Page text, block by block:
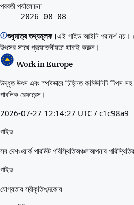
পরবর্তী পর্যালোচনা
2026-08-08
শুধুমাত্র তথ্যমূলক।এই গাইড আইনি পরামর্শ নয়।
উৎসের সাথে প্রয়োজনীয়তা যাচাই করুন।
Work in Europe
উদ্ধৃত উৎস এবং স্পষ্টভাবে চিহ্নিত কমিউনিটি টিপস
পাবলিক রেফারেন্স।
2026-07-27 12:14:27 UTC / c1c98a9
গাইড
সব দেশওয়ার্ক পারমিট পরিস্থিতিঅঞ্চলআপনার
গাইড
যোগ্যতার স্বীকৃতিশব্দকোষ